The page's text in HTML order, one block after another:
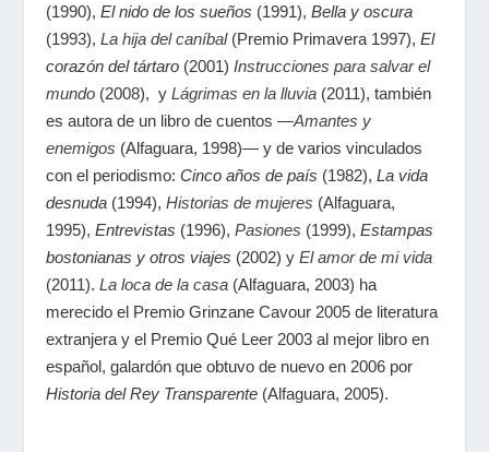
(1990),El nido de los sueños (1991),Bella y oscura
(1993),La hija del caníbal(Premio Primavera 1997),El
corazón del tártaro (2001) Instrucciones para salvar el
mundo (2008), yLágrimas en la lluvia (2011), también
es autora de un libro de cuentos —Amantes y
enemigos (Alfaguara, 1998)— y de varios vinculados
con el periodismo:Cinco años de país (1982),La vida
desnuda (1994),Historias de mujeres (Alfaguara,
1995),Entrevistas (1996),Pasiones (1999),Estampas
bostonianas y otros viajes (2002) yEl amor de mi vida
(2011). La loca de la casa (Alfaguara, 2003) ha
merecido el Premio Grinzane Cavour 2005 de literatura
extranjera y el Premio Qué Leer 2003 al mejor libro en
español, galardón que obtuvo de nuevo en 2006 por
Historia del Rey Transparente (Alfaguara, 2005).